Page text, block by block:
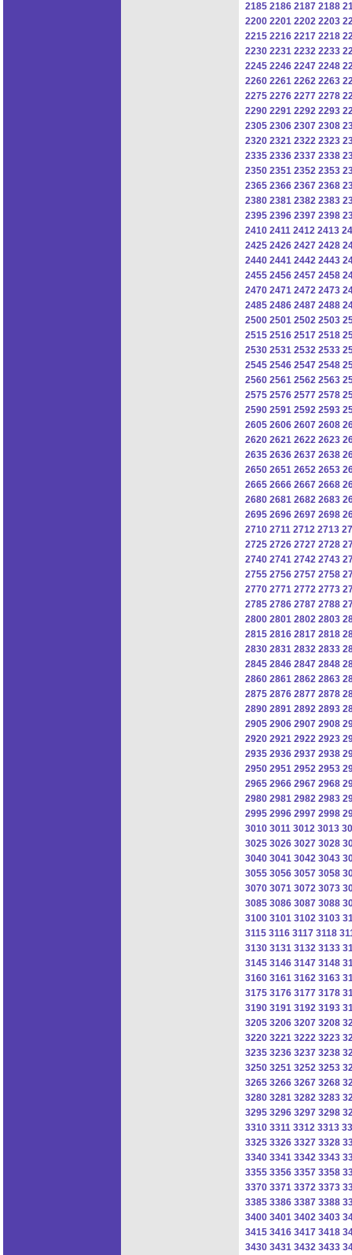
2185 2186 2187 2188
2200 2201 2202 2203
2215 2216 2217 2218
2230 2231 2232 2233
2245 2246 2247 2248
2260 2261 2262 2263
2275 2276 2277 2278
2290 2291 2292 2293
2305 2306 2307 2308
2320 2321 2322 2323
2335 2336 2337 2338
2350 2351 2352 2353
2365 2366 2367 2368
2380 2381 2382 2383
2395 2396 2397 2398
2410 2411 2412 2413
2425 2426 2427 2428
2440 2441 2442 2443
2455 2456 2457 2458
2470 2471 2472 2473
2485 2486 2487 2488
2500 2501 2502 2503
2515 2516 2517 2518
2530 2531 2532 2533
2545 2546 2547 2548
2560 2561 2562 2563
2575 2576 2577 2578
2590 2591 2592 2593
2605 2606 2607 2608
2620 2621 2622 2623
2635 2636 2637 2638
2650 2651 2652 2653
2665 2666 2667 2668
2680 2681 2682 2683
2695 2696 2697 2698
2710 2711 2712 2713
2725 2726 2727 2728
2740 2741 2742 2743
2755 2756 2757 2758
2770 2771 2772 2773
2785 2786 2787 2788
2800 2801 2802 2803
2815 2816 2817 2818
2830 2831 2832 2833
2845 2846 2847 2848
2860 2861 2862 2863
2875 2876 2877 2878
2890 2891 2892 2893
2905 2906 2907 2908
2920 2921 2922 2923
2935 2936 2937 2938
2950 2951 2952 2953
2965 2966 2967 2968
2980 2981 2982 2983
2995 2996 2997 2998
3010 3011 3012 3013
3025 3026 3027 3028
3040 3041 3042 3043
3055 3056 3057 3058
3070 3071 3072 3073
3085 3086 3087 3088
3100 3101 3102 3103
3115 3116 3117 3118
3130 3131 3132 3133
3145 3146 3147 3148
3160 3161 3162 3163
3175 3176 3177 3178
3190 3191 3192 3193
3205 3206 3207 3208
3220 3221 3222 3223
3235 3236 3237 3238
3250 3251 3252 3253
3265 3266 3267 3268
3280 3281 3282 3283
3295 3296 3297 3298
3310 3311 3312 3313
3325 3326 3327 3328
3340 3341 3342 3343
3355 3356 3357 3358
3370 3371 3372 3373
3385 3386 3387 3388
3400 3401 3402 3403
3415 3416 3417 3418
3430 3431 3432 3433